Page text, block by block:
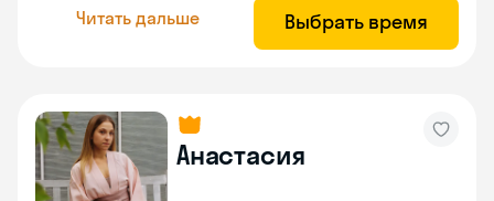
Читать дальше Выбрать время
Анастасия